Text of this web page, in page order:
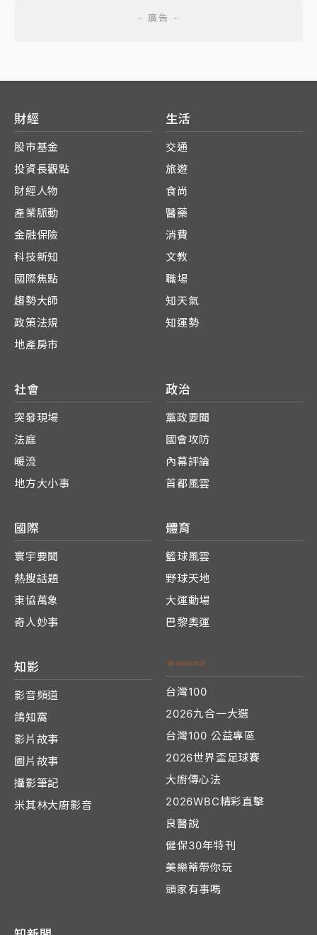
財經
股市基金
投資長觀點
財經人物
產業脈動
金融保險
科技新知
國際焦點
趨勢大師
政策法規
地產房市
生活
交通
旅遊
食尚
醫藥
消費
文教
職場
知天氣
知運勢
社會
突發現場
法庭
暖流
地方大小事
政治
黨政要聞
國會攻防
內幕評論
首都風雲
國際
寰宇要聞
熱搜話題
東協萬象
奇人妙事
體育
籃球風雲
野球天地
大運動場
巴黎奧運
知影
影音頻道
鴿知窩
影片故事
圖片故事
攝影筆記
米其林大廚影音
台灣100
2026九合一大選
台灣100 公益專區
2026世界盃足球賽
大廚傳心法
2026WBC精彩直擊
良醫說
健保30年特刊
美樂蒂帶你玩
頭家有事嗎